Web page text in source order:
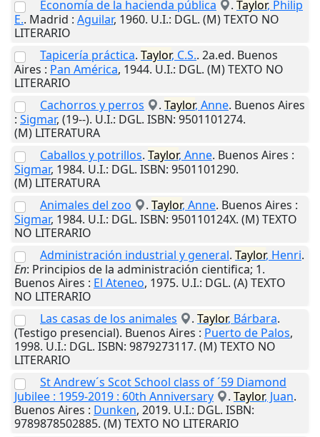
Economía de la hacienda pública
. Taylor, Philip
E.. Madrid : Aguilar, 1960. U.I.: DGL. (M) TEXTO NO
LITERARIO
Tapicería práctica. Taylor, C.S.. 2a.ed. Buenos
Aires : Pan América, 1944. U.I.: DGL. (M) TEXTO NO
LITERARIO
Cachorros y perros
. Taylor, Anne. Buenos Aires
: Sigmar, (19--). U.I.: DGL. ISBN: 9501101274.
(M) LITERATURA
Caballos y potrillos. Taylor, Anne. Buenos Aires :
Sigmar, 1984. U.I.: DGL. ISBN: 9501101290.
(M) LITERATURA
Animales del zoo
. Taylor, Anne. Buenos Aires :
Sigmar, 1984. U.I.: DGL. ISBN: 950110124X. (M) TEXTO
NO LITERARIO
Administración industrial y general. Taylor, Henri.
En: Principios de la administración cientifica; 1.
Buenos Aires : El Ateneo, 1975. U.I.: DGL. (A) TEXTO
NO LITERARIO
Las casas de los animales
. Taylor, Bárbara.
(Testigo presencial). Buenos Aires : Puerto de Palos,
1998. U.I.: DGL. ISBN: 9879273117. (M) TEXTO NO
LITERARIO
St Andrew´s Scot School class of ´59 Diamond
Jubilee : 1959-2019 : 60th Anniversary
. Taylor, Juan.
Buenos Aires : Dunken, 2019. U.I.: DGL. ISBN:
9789878502885. (M) TEXTO NO LITERARIO